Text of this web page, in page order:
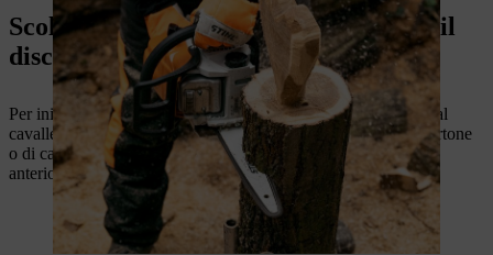
Scolpire un cuore in legno: modellare il
disco di un albero a forma di cuore
Per iniziare a segare un cuore di legno, fissare prima il tronco al
cavalletto con un’apposita cinghia. Ritagliare uno stencil di cartone
o di carta robusta e trasferire la forma del modello sulla parte
anteriore del legno con un gessetto o una matita.